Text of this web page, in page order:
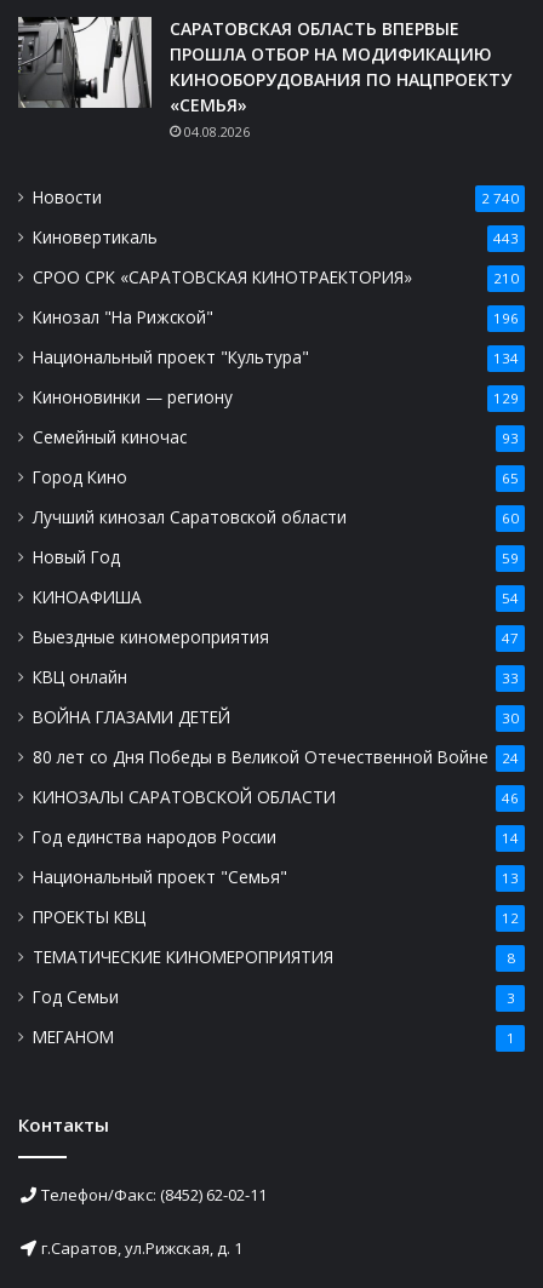
САРАТОВСКАЯ ОБЛАСТЬ ВПЕРВЫЕ
ПРОШЛА ОТБОР НА МОДИФИКАЦИЮ
КИНООБОРУДОВАНИЯ ПО НАЦПРОЕКТУ
«СЕМЬЯ»
04.08.2026
Новости 2 740
Киновертикаль 443
СРОО СРК «САРАТОВСКАЯ КИНОТРАЕКТОРИЯ» 210
Кинозал "На Рижской" 196
Национальный проект "Культура" 134
Киноновинки — региону 129
Семейный киночас 93
Город Кино 65
Лучший кинозал Саратовской области 60
Новый Год 59
КИНОАФИША 54
Выездные киномероприятия 47
КВЦ онлайн 33
ВОЙНА ГЛАЗАМИ ДЕТЕЙ 30
80 лет со Дня Победы в Великой Отечественной Войне 24
КИНОЗАЛЫ САРАТОВСКОЙ ОБЛАСТИ 46
Год единства народов России 14
Национальный проект "Семья" 13
ПРОЕКТЫ КВЦ 12
ТЕМАТИЧЕСКИЕ КИНОМЕРОПРИЯТИЯ 8
Год Семьи 3
МЕГАНОМ 1
Контакты
Телефон/Факс: (8452) 62-02-11
г.Саратов, ул.Рижская, д. 1